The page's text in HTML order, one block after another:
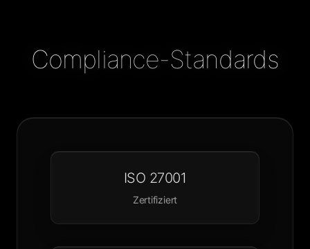
Compliance-Standards
ISO 27001
Zertifiziert